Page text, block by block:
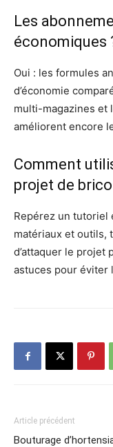
Les
économiques
Oui : les formules
d’économie
multi-magazines et
améliorent encore
Comment
projet de
Repérez un tutoriel
matériaux et outils,
d’attaquer le projet
astuces pour éviter
Article précédent
Bouturage